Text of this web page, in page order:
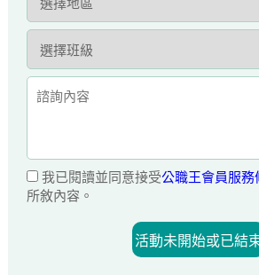
我已閱讀並同意接受公職王會員服務
所敘內容。
活動未開始或已結